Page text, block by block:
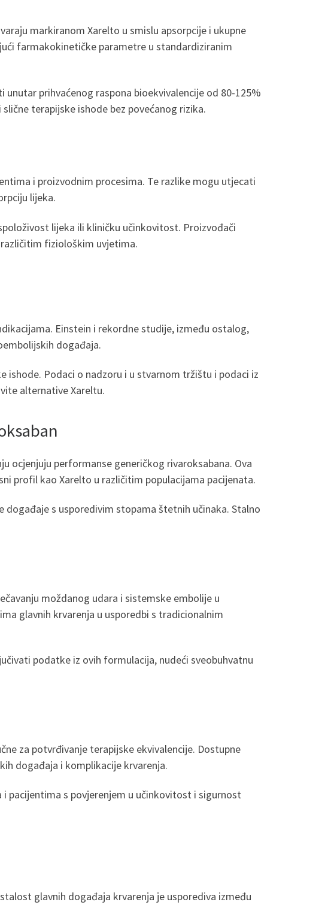
markiranom Xarelto u smislu apsorpcije i ukupne
farmakokinetičke parametre u standardiziranim
prihvaćenog raspona bioekvivalencije od 80-125%
terapijske ishode bez povećanog rizika.
i proizvodnim procesima. Te razlike mogu utjecati
lijeka.
lijeka ili kliničku učinkovitost. Proizvođači
fiziološkim uvjetima.
Einstein i rekordne studije, između ostalog,
događaja.
ishode. Podaci o nadzoru i u stvarnom tržištu i podaci iz
alternative Xareltu.
ocjenjuju performanse generičkog rivaroksabana. Ova
profil kao Xarelto u različitim populacijama pacijenata.
s usporedivim stopama štetnih učinaka. Stalno
moždanog udara i sistemske embolije u
glavnih krvarenja u usporedbi s tradicionalnim
​​podatke iz ovih formulacija, nudeći sveobuhvatnu
za potvrđivanje terapijske ekvivalencije. Dostupne
događaja i komplikacije krvarenja.
pacijentima s povjerenjem u učinkovitost i sigurnost
glavnih događaja krvarenja je usporediva između